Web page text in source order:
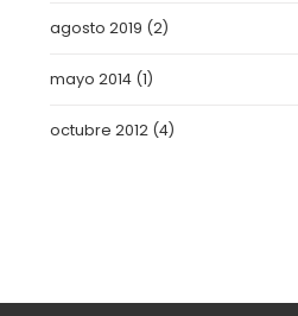
agosto 2019 (2)
mayo 2014 (1)
octubre 2012 (4)